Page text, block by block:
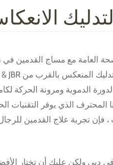
العامة مع مساج القدمين
الدموية ومرونة الحركة
المحترف الذي يوفر التقنيات
، فإن تجربة علاج القدمين